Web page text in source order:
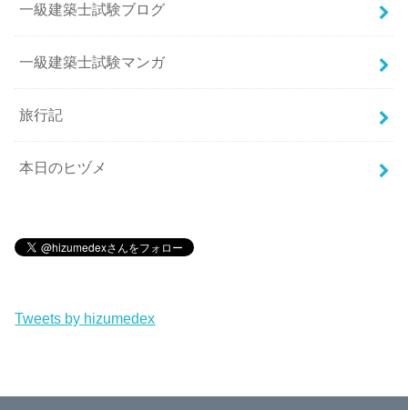
一級建築士試験ブログ
一級建築士試験マンガ
旅行記
本日のヒヅメ
Tweets by hizumedex